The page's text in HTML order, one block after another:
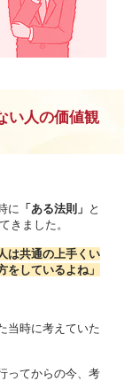
い人の価値観
に 「ある法則」 と
きました。
は共通の上手くい
をしているよね」
当時に考えていた
ってからの今、考